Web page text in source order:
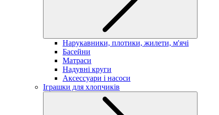
Нарукавники, плотики, жилети, м'ячі
Басейни
Матраси
Надувні круги
Аксессуари і насоси
Іграшки для хлопчиків